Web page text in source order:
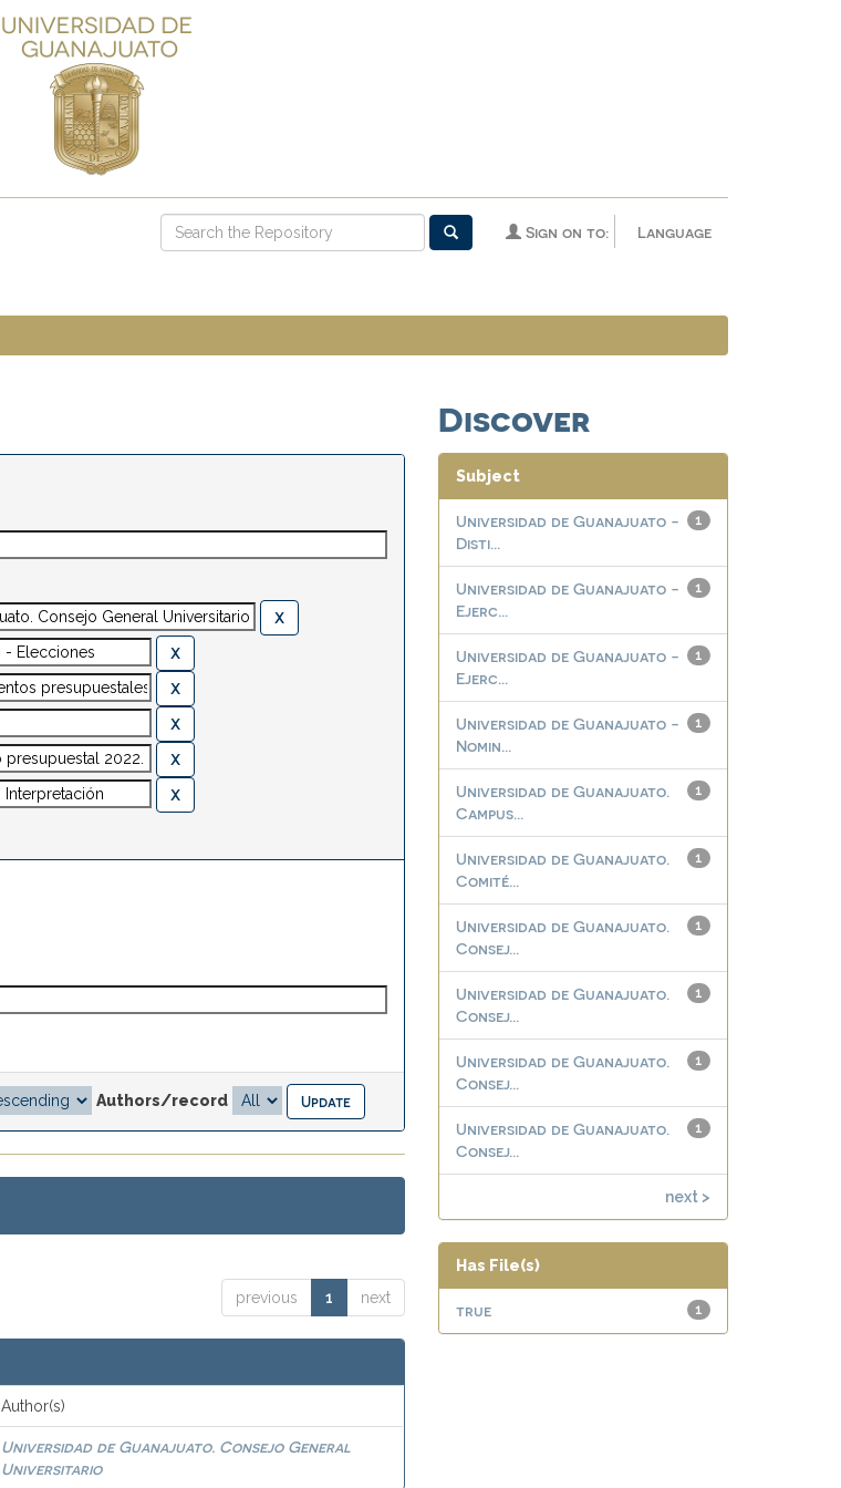
Language
Sign on to:
Authors/record
previous 1 next
Author(s)
Universidad de Guanajuato. Consejo General
Universitario
Discover
Subject
1
Universidad de Guanajuato -
Disti...
1
Universidad de Guanajuato -
Ejerc...
1
Universidad de Guanajuato -
Ejerc...
1
Universidad de Guanajuato -
Nomin...
1
Universidad de Guanajuato.
Campus...
1
Universidad de Guanajuato.
Comité...
1
Universidad de Guanajuato.
Consej...
1
Universidad de Guanajuato.
Consej...
1
Universidad de Guanajuato.
Consej...
1
Universidad de Guanajuato.
Consej...
next >
Has File(s)
1
true